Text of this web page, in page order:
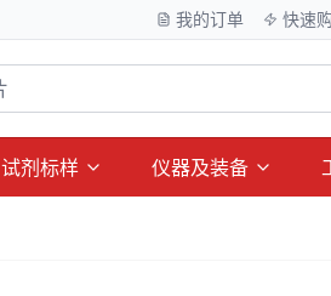
我的订单 快速
试剂标样 仪器及装备